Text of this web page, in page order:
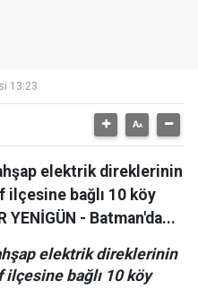
13:23
elektrik direklerinin
ilçesine bağlı 10 köy
YENİGÜN - Batman'da...
elektrik direklerinin
ilçesine bağlı 10 köy